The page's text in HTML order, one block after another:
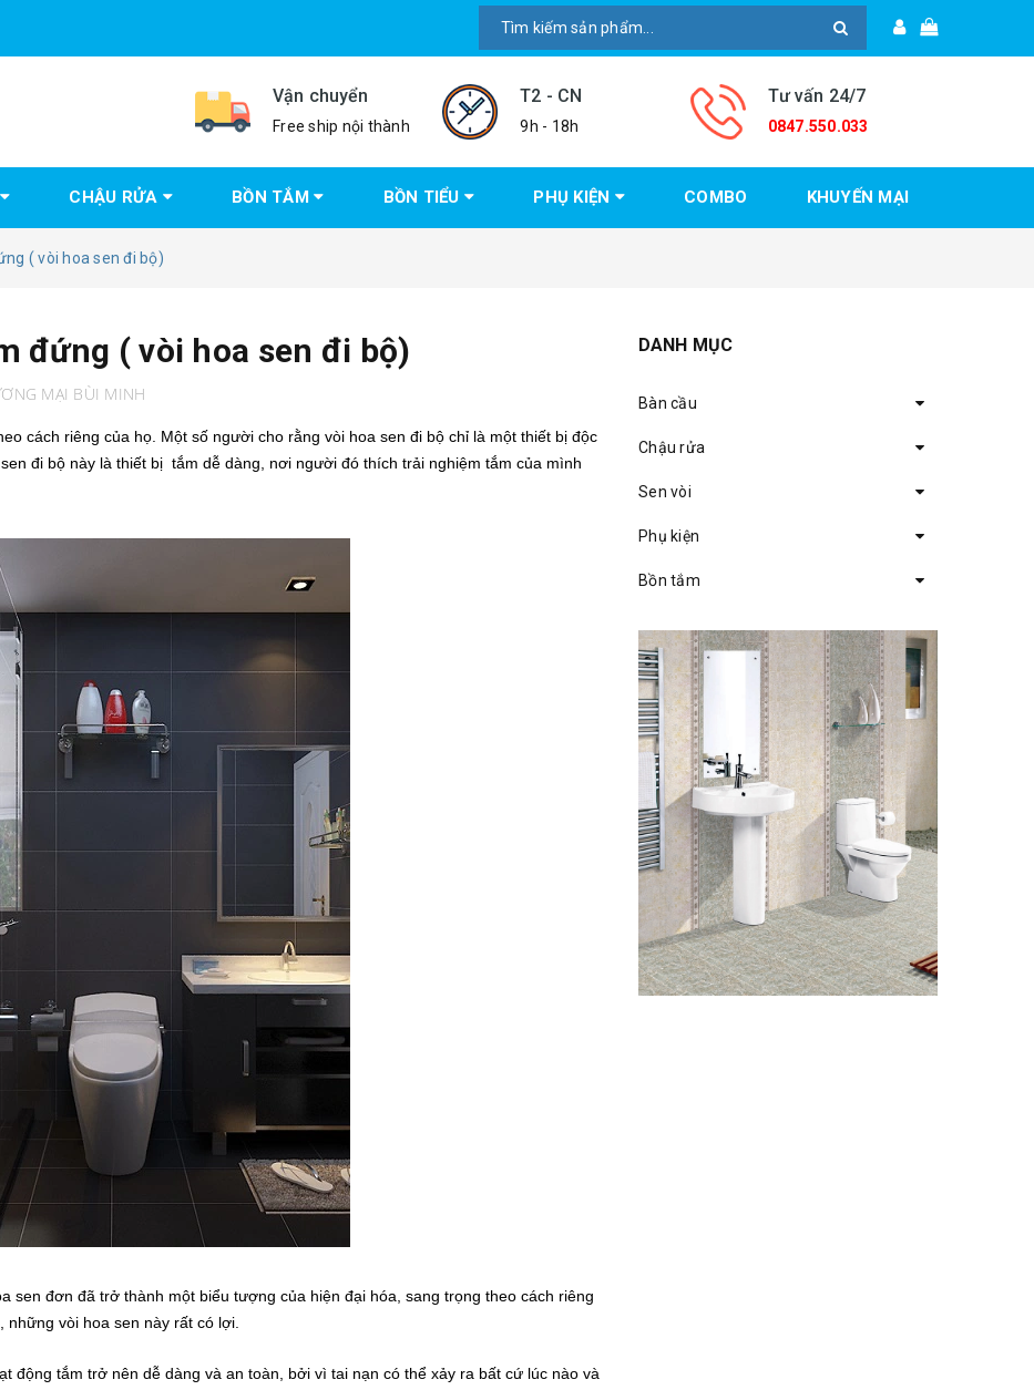
Vận chuyển
Free ship nội thành
T2 - CN
9h - 18h
Tư vấn 24/7
0847.550.033
CHẬU RỬA BỒN TẮM BỒN TIỂU PHỤ KIỆN COMBO KHUYẾN MẠI
( vòi hoa sen đi bộ)
đứng ( vòi hoa sen đi bộ)
MẠI BÙI MINH
cách riêng của họ. Một số người cho rằng vòi hoa sen đi bộ chỉ là một thiết bị độc
đi bộ này là thiết bị tắm dễ dàng, nơi người đó thích trải nghiệm tắm của mình
sen đơn đã trở thành một biểu tượng của hiện đại hóa, sang trọng theo cách riêng
vòi hoa sen này rất có lợi.
động tắm trở nên dễ dàng và an toàn, bởi vì tai nạn có thể xảy ra bất cứ lúc nào và
DANH MỤC
Bàn cầu
Chậu rửa
Sen vòi
Phụ kiện
Bồn tắm